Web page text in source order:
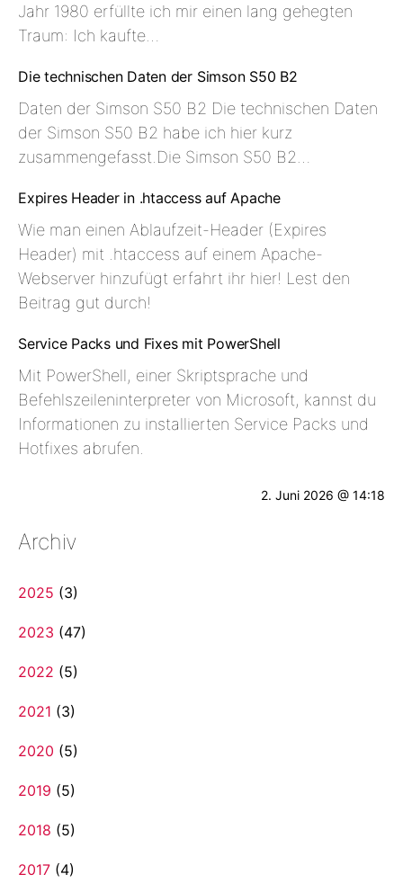
Jahr 1980 erfüllte ich mir einen lang gehegten
Traum: Ich kaufte…
Die technischen Daten der Simson S50 B2
Daten der Simson S50 B2 Die technischen Daten
der Simson S50 B2 habe ich hier kurz
zusammengefasst.Die Simson S50 B2…
Expires Header in .htaccess auf Apache
Wie man einen Ablaufzeit-Header (Expires
Header) mit .htaccess auf einem Apache-
Webserver hinzufügt erfahrt ihr hier! Lest den
Beitrag gut durch!
Service Packs und Fixes mit PowerShell
Mit PowerShell, einer Skriptsprache und
Befehlszeileninterpreter von Microsoft, kannst du
Informationen zu installierten Service Packs und
Hotfixes abrufen.
2. Juni 2026 @ 14:18
Archiv
2025 (3)
2023 (47)
2022 (5)
2021 (3)
2020 (5)
2019 (5)
2018 (5)
2017 (4)